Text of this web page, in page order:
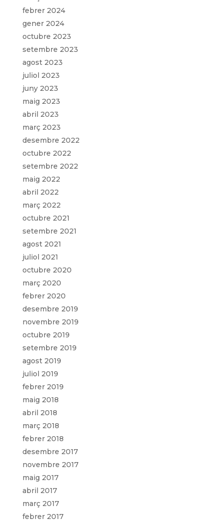
febrer 2024
gener 2024
octubre 2023
setembre 2023
agost 2023
juliol 2023
juny 2023
maig 2023
abril 2023
març 2023
desembre 2022
octubre 2022
setembre 2022
maig 2022
abril 2022
març 2022
octubre 2021
setembre 2021
agost 2021
juliol 2021
octubre 2020
març 2020
febrer 2020
desembre 2019
novembre 2019
octubre 2019
setembre 2019
agost 2019
juliol 2019
febrer 2019
maig 2018
abril 2018
març 2018
febrer 2018
desembre 2017
novembre 2017
maig 2017
abril 2017
març 2017
febrer 2017